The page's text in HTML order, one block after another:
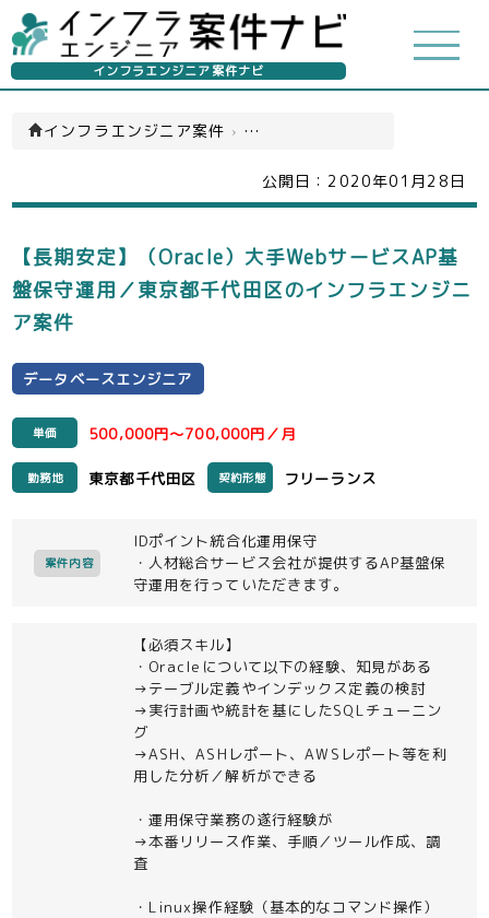
インフラエンジニア案件ナビ
インフラエンジニア案件 › データベースエンジニア(一覧)
公開日： 2020年01月28日
【長期安定】（Oracle）大手WebサービスAP基
盤保守運用／東京都千代田区のインフラエンジニ
ア案件
データベースエンジニア
単価 500,000円～700,000円／月
勤務地 東京都千代田区 契約形態 フリーランス
案件内容
IDポイント統合化運用保守
・人材総合サービス会社が提供するAP基盤保
守運用を行っていただきます。
【必須スキル】
・Oracleについて以下の経験、知見がある
→テーブル定義やインデックス定義の検討
→実行計画や統計を基にしたSQLチューニン
グ
→ASH、ASHレポート、AWSレポート等を利
用した分析／解析ができる
・運用保守業務の遂行経験が
→本番リリース作業、手順／ツール作成、調
査
・Linux操作経験（基本的なコマンド操作）